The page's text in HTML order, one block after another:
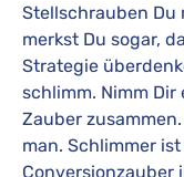
Stellschrauben Du
merkst Du sogar,
Strategie
schlimm. Nimm
Zauber
man. Schlimmer
Conversionzauber